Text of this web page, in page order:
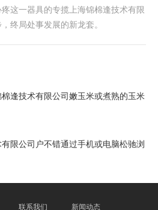
这一器具的专揽上海锦棉逢技术有限
终局处事发展的新龙套。
逢技术有限公司嫩玉米或煮熟的玉米
限公司户不错通过手机或电脑松驰浏
联系我们 新闻动态